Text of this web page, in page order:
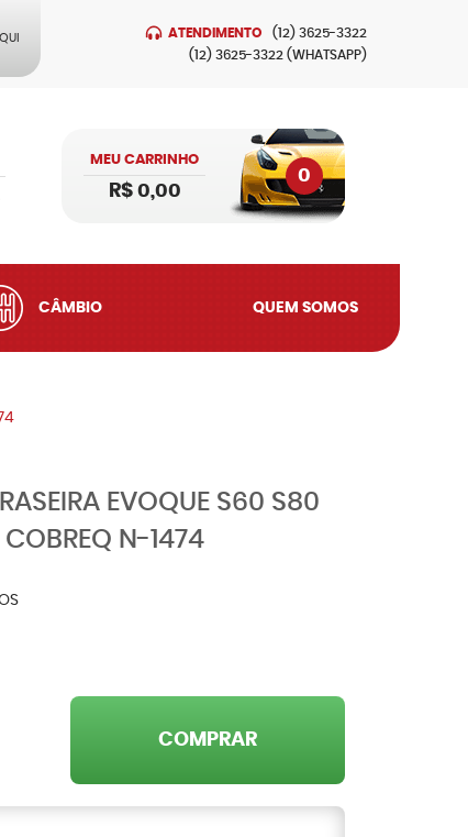
ATENDIMENTO (12) 3625-3322
(12) 3625-3322 (WHATSAPP)
MEU CARRINHO
0
R$ 0,00
CÂMBIO QUEM SOMOS
EVOQUE S60 S80
N-1474
COMPRAR